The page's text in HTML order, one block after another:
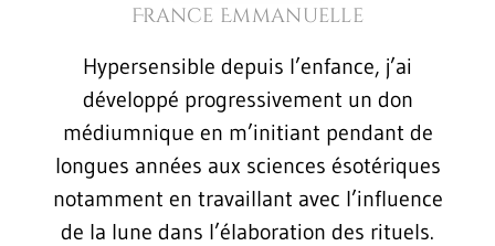
France Emmanuelle
Hypersensible depuis l’enfance, j’ai
développé progressivement un don
médiumnique en m’initiant pendant de
longues années aux sciences ésotériques
notamment en travaillant avec l’influence
de la lune dans l’élaboration des rituels.